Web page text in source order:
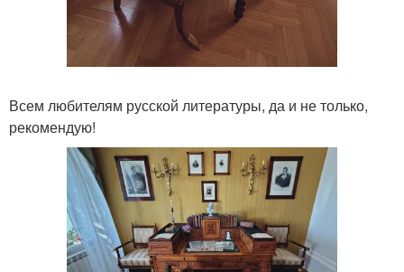
Всем любителям русской литературы, да и не только,
рекомендую!